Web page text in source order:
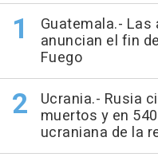
Guatemala.-
anuncian el fin
Fuego
Ucrania.- Rusia
muertos y en
ucraniana de la